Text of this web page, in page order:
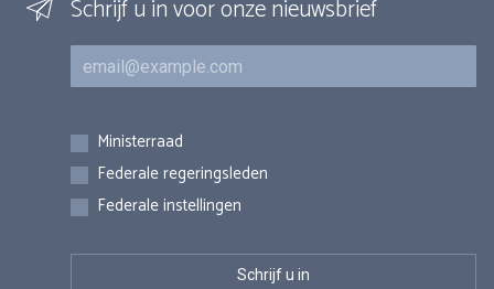
Schrijf u in voor onze nieuwsbrief
E-mail
Inschrijvingen
Ministerraad
Federale regeringsleden
Federale instellingen